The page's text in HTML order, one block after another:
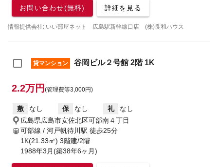
お問い合わせ(無料) 詳細を見る
情報提供会社: いい部屋ネット 広島駅新幹線口店 (株)良和ハウス
貸マンション 谷岡ビル２号館 2階 1K
2.2万円 (管理費等3,000円)
敷 なし 保 なし 礼
なし
広島県広島市安佐北区可部南４丁目
可部線 / 河戸帆待川駅 徒歩25分
1K(21.33㎡) 3階建/2階
1988年3月(築38年6ヶ月)